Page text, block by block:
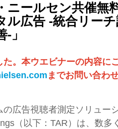
ニールセン共催無
ル広告 -統合リー
」
た。本ウエビナーの内容に
までお問い合わ
の広告視聴者測定ソリュー
（以下：TAR）は、数多